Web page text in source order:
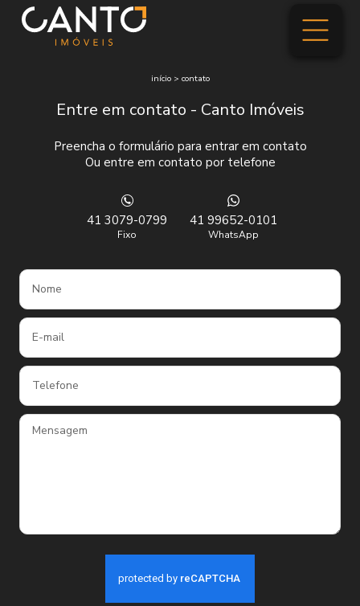
início> contato
Entre em contato - Canto Imóveis
Preencha o formulário para entrar em contato
Ou entre em contato por telefone
41 3079-0799
Fixo
41 99652-0101
WhatsApp